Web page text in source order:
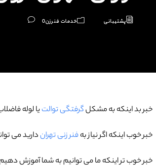
پشتیبانی خدمات فنرزن0
خبر بد اینکه به مشکلگرفتگی توالتیا لوله
خبر خوب اینکه اگر نیاز بهفنر زنی تهراندارید می
خبر خوب تر اینکه ما می توانیم به شما آموزش